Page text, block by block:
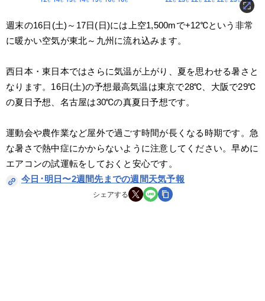
週末の16日(土)～17日(日)には上空1,500mで+12℃という非常
に暖かい空気が東北～九州に流れ込みます。
西日本・東日本ではさらに気温が上がり、夏を思わせる暑さと
なります。16日(土)の予想最高気温は東京で28℃、大阪で29℃
の夏日予想、名古屋は30℃の真夏日予想です。
運動会や農作業など屋外で過ごす時間が長くなる時期です。急
な暑さで熱中症にかからないように注意してください。早めに
エアコンの試運転をしておくと安心です。
今日･明日〜2週間先までの週間天気予報
シェアする